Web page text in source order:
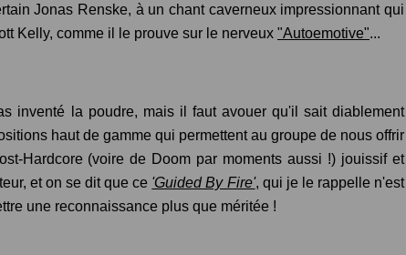
Jonas Renske, à un chant caverneux impressionnant qui
Kelly, comme il le prouve sur le nerveux "Autoemotive"...
inventé la poudre, mais il faut avouer qu'il sait diablement
haut de gamme qui permettent au groupe de nous offrir
Hardcore (voire de Doom par moments aussi !) jouissif et
et on se dit que ce 'Guided By Fire', qui je le rappelle n'est
une reconnaissance plus que méritée !